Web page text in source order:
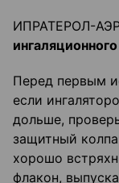
ИПРАТЕРОЛ-
Перед первым
если
дольше,
защитный
хорошо
флакон,